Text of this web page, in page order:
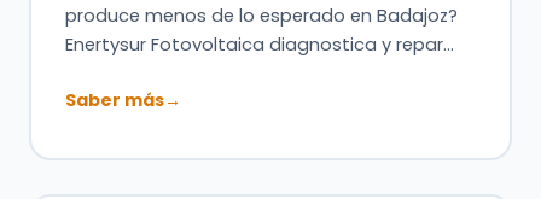
produce menos de lo esperado en Badajoz?
Enertysur Fotovoltaica diagnostica y repar…
Saber más→